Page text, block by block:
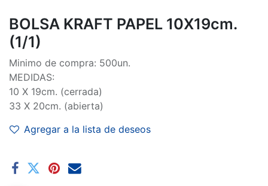
BOLSA KRAFT PAPEL 10X19cm.
(1/1)
Minimo de compra: 500un.
MEDIDAS:
10 X 19cm. (cerrada)
33 X 20cm. (abierta)
Agregar a la lista de deseos